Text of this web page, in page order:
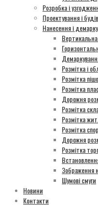
Розробка і
Проектування і
Нанесення і
Розмітка і
Розмітка
Розмітка
Дорожня
Розмітка
Розмітка
Розмітка
Дорожня
Розмітка
Зображення
Шумові смуги
Новини
Контакти